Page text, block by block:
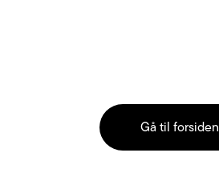
Gå til forsiden